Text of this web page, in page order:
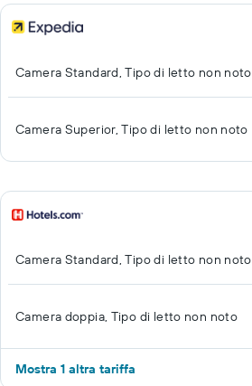
Camera Standard, Tipo di letto non noto
Camera Superior, Tipo di letto non noto
Camera Standard, Tipo di letto non noto
Camera doppia, Tipo di letto non noto
Mostra 1 altra tariffa